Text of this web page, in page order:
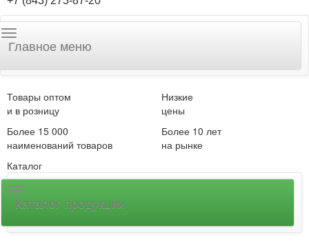
Главное меню
Товары оптом
и в розницу
Низкие
цены
Более 15 000
наименований товаров
Более 10 лет
на рынке
Каталог
Каталог продукции